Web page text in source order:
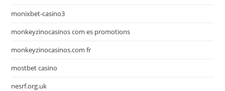
monixbet-casino3
monkeyzinocasinos com es promotions
monkeyzinocasinos.com fr
mostbet casino
nesrf.org.uk